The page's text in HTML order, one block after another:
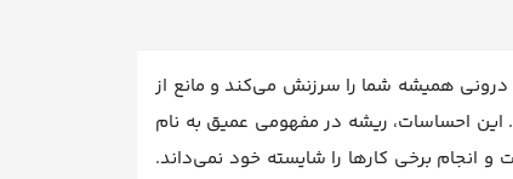
درونی همیشه شما را سرزنش می‌کند و مانع از
این احساسات، ریشه در مفهومی عمیق به نام
انجام برخی کارها را شایسته خود نمی‌داند.